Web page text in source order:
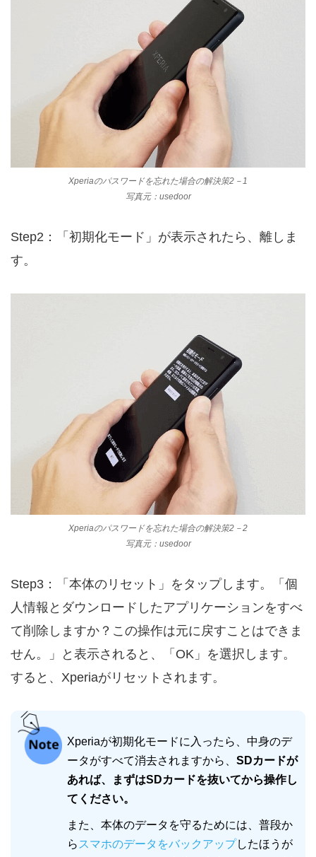
Xperiaのパスワードを忘れた場合の解決策2－1
写真元：usedoor
Step2：「初期化モード」が表示されたら、離しま
す。
Xperiaのパスワードを忘れた場合の解決策2－2
写真元：usedoor
Step3：「本体のリセット」をタップします。「個
人情報とダウンロードしたアプリケーションをすべ
て削除しますか？この操作は元に戻すことはできま
せん。」と表示されると、「OK」を選択します。
すると、Xperiaがリセットされます。
Xperiaが初期化モードに入ったら、中身のデ
ータがすべて消去されますから、 SDカードが
あれば、まずはSDカードを抜いてから操作し
てください。
また、本体のデータを守るためには、普段か
ら スマホのデータをバックアップしたほうが